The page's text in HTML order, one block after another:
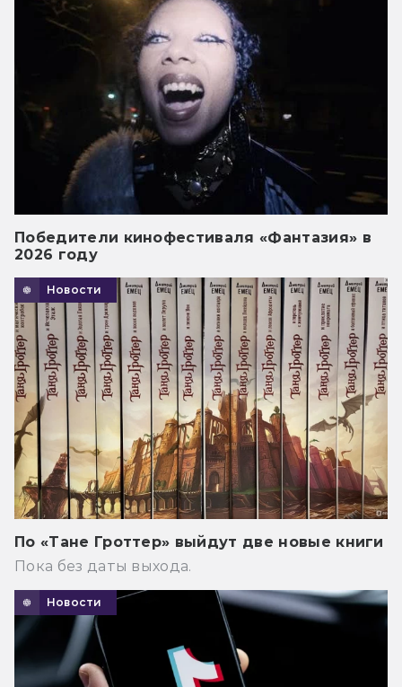
Победители кинофестиваля «Фантазия» в
2026 году
Новости
По «Тане Гроттер» выйдут две новые книги
Пока без даты выхода.
Новости